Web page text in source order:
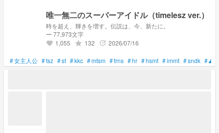
唯一無二のスーパーアイドル（timelesz ver.）
時を超え、輝きを増す。伝説は、今、新たに。
ー 77,973文字
favorite 1,055 grade 132 update 2026/07/16
#女主人公 #tsz #st #kkc #mtsm #trns #hr #hsmt #immt #sndk #🕰